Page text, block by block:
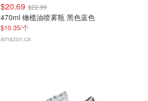
$20.69 $22.99
470ml 橄榄油喷雾瓶 黑色蓝色
$10.35/个
amazon.ca